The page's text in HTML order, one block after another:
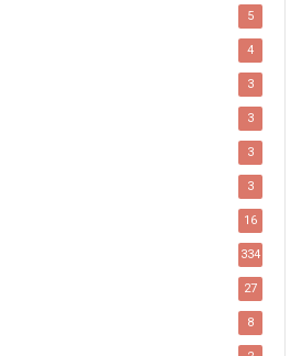
5
4
3
3
3
3
16
334
27
8